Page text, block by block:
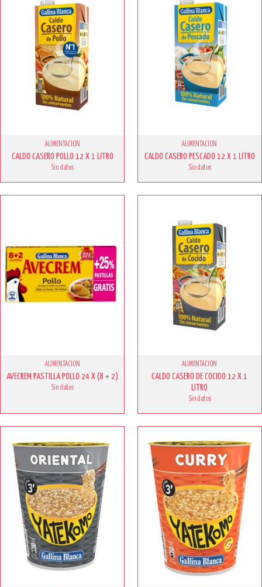
ALIMENTACION
CALDO CASERO POLLO 12 X 1 LITRO
Sin datos
ALIMENTACION
CALDO CASERO PESCADO 12 X 1 LITRO
Sin datos
ALIMENTACION
AVECREM PASTILLA POLLO 24 X (8 + 2)
Sin datos
ALIMENTACION
CALDO CASERO DE COCIDO 12 X 1
LITRO
Sin datos